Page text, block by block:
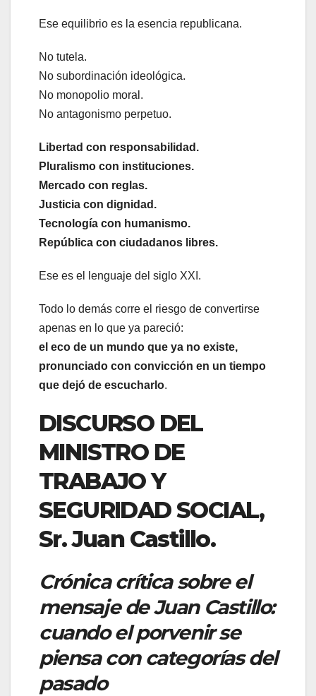
Ese equilibrio es la esencia republicana.
No tutela.
No subordinación ideológica.
No monopolio moral.
No antagonismo perpetuo.
Libertad con responsabilidad.
Pluralismo con instituciones.
Mercado con reglas.
Justicia con dignidad.
Tecnología con humanismo.
República con ciudadanos libres.
Ese es el lenguaje del siglo XXI.
Todo lo demás corre el riesgo de convertirse
apenas en lo que ya pareció:
el eco de un mundo que ya no existe,
pronunciado con convicción en un tiempo
que dejó de escucharlo.
DISCURSO DEL
MINISTRO DE
TRABAJO Y
SEGURIDAD SOCIAL,
Sr. Juan Castillo.
Crónica crítica sobre el
mensaje de Juan Castillo:
cuando el porvenir se
piensa con categorías del
pasado